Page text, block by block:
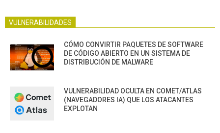
VULNERABILIDADES
CÓMO CONVIRTIR PAQUETES DE SOFTWARE
DE CÓDIGO ABIERTO EN UN SISTEMA DE
DISTRIBUCIÓN DE MALWARE
VULNERABILIDAD OCULTA EN COMET/ATLAS
(NAVEGADORES IA) QUE LOS ATACANTES
EXPLOTAN